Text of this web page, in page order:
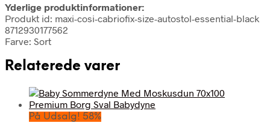
Yderlige produktinformationer:
Produkt id: maxi-cosi-cabriofix-size-autostol-essential-black
8712930177562
Farve: Sort
Relaterede varer
På Udsalg! 58%